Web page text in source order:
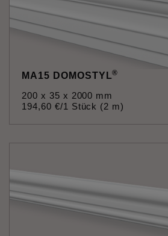
MA15 DOMOSTYL®
200 x 35 x 2000 mm
194,60 €/1 Stück (2 m)